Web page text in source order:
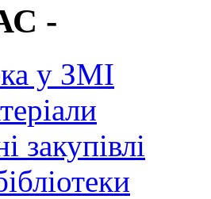
-
у ЗМІ
закупівлі